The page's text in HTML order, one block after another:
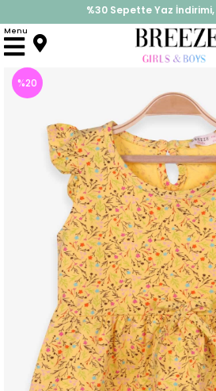
%30 Sepette Yaz
İndirimlere ek %10 İndirimi
Menu
Anasayfa Elbise Modelleri Yazlık
%20